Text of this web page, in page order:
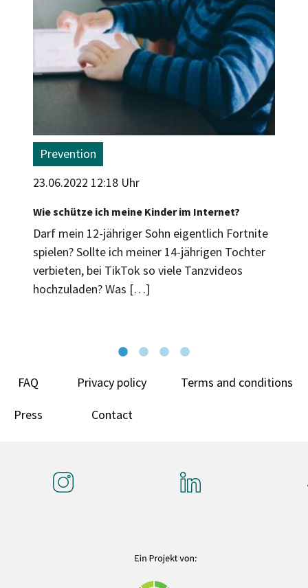
Prevention
23.06.2022 12:18 Uhr
Wie schütze ich meine Kinder im Internet?
Darf mein 12-jähriger Sohn eigentlich Fortnite
spielen? Sollte ich meiner 14-jährigen Tochter
verbieten, bei TikTok so viele Tanzvideos
hochzuladen? Was […]
FAQ Privacy policy Terms and conditions
Press Contact